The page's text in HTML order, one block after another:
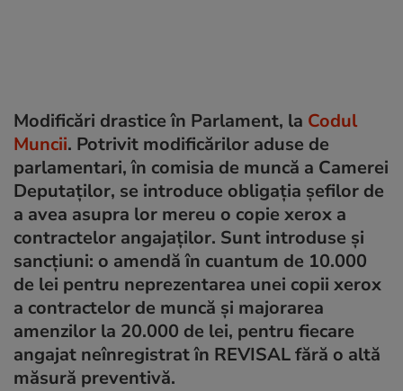
Modificări drastice în Parlament, la Codul
Muncii. Potrivit modificărilor aduse de
parlamentari, în comisia de muncă a Camerei
Deputaților, se introduce obligația șefilor de
a avea asupra lor mereu o copie xerox a
contractelor angajaților. Sunt introduse și
sancțiuni: o amendă în cuantum de 10.000
de lei pentru neprezentarea unei copii xerox
a contractelor de muncă și majorarea
amenzilor la 20.000 de lei, pentru fiecare
angajat neînregistrat în REVISAL fără o altă
măsură preventivă.